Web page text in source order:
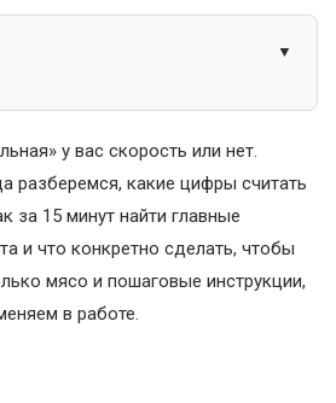
▼
у вас скорость или нет.
разберемся, какие цифры считать
за 15 минут найти главные
и что конкретно сделать, чтобы
мясо и пошаговые инструкции,
в работе.